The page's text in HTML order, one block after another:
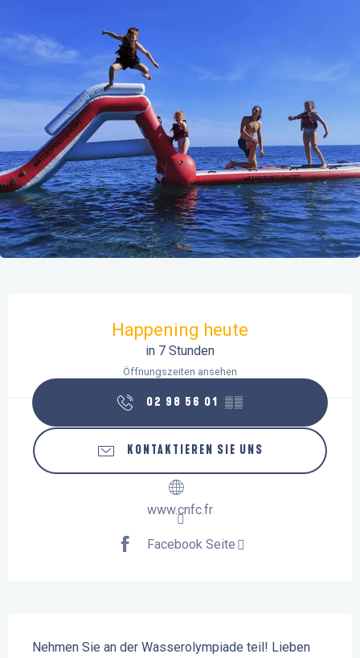
Happening heute
in 7 Stunden
Öffnungszeiten ansehen
02 98 56 01 ▒▒
KONTAKTIEREN SIE UNS
www.cnfc.fr
Facebook Seite
Nehmen Sie an der Wasserolympiade teil! Lieben